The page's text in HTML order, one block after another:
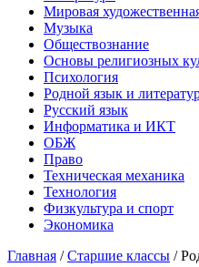
Мировая
Музыка
Обществознание
Основы религиозных
Психология
Родной язык и
Русский язык
Информатика и ИКТ
ОБЖ
Право
Техническая механика
Технология
Физкультура и спорт
Экономика
Главная /Старшие классы /